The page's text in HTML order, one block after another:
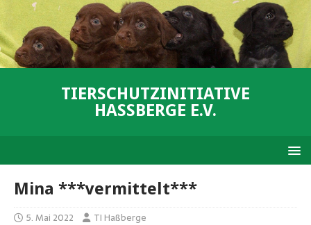
TIERSCHUTZINITIATIVE
HASSBERGE E.V.
Mina ***vermittelt***
5. Mai 2022 TI Haßberge